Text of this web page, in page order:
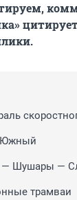
Южный
— Шушары —
трамваи